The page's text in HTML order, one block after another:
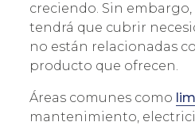
creciendo. Sin
tendrá que cubrir
no están relacionadas
producto que ofrecen.
Áreas comunes como
mantenimiento,